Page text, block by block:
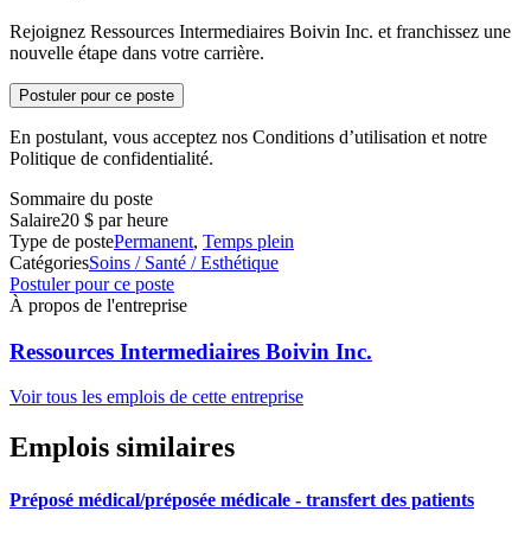
Rejoignez Ressources Intermediaires Boivin Inc. et franchissez une
nouvelle étape dans votre carrière.
Postuler pour ce poste
En postulant, vous acceptez nos Conditions d’utilisation et notre
Politique de confidentialité.
Sommaire du poste
Salaire20 $ par heure
Type de postePermanent, Temps plein
CatégoriesSoins / Santé / Esthétique
Postuler pour ce poste
À propos de l'entreprise
Ressources Intermediaires Boivin Inc.
Voir tous les emplois de cette entreprise
Emplois similaires
Préposé médical/préposée médicale - transfert des patients